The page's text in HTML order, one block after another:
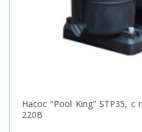
Насос "Pool King" STP35, с
220В